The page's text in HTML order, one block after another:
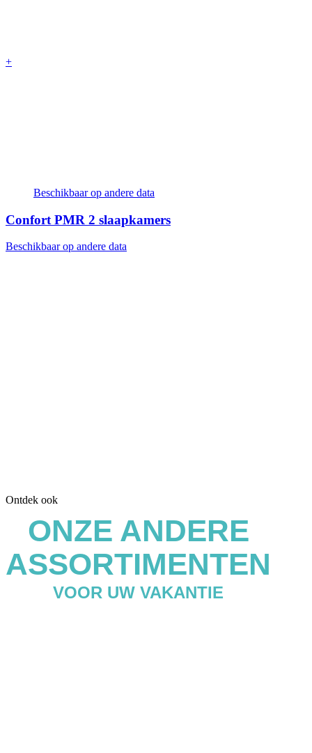
+
Beschikbaar op andere data
Confort PMR 2 slaapkamers
Beschikbaar op andere data
Ontdek ook
ONZE ANDERE
ASSORTIMENTEN
VOOR UW VAKANTIE